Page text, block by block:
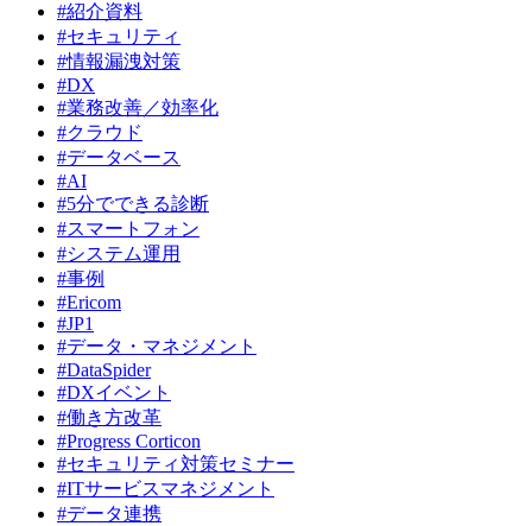
#紹介資料
#セキュリティ
#情報漏洩対策
#DX
#業務改善／効率化
#クラウド
#データベース
#AI
#5分でできる診断
#スマートフォン
#システム運用
#事例
#Ericom
#JP1
#データ・マネジメント
#DataSpider
#DXイベント
#働き方改革
#Progress Corticon
#セキュリティ対策セミナー
#ITサービスマネジメント
#データ連携